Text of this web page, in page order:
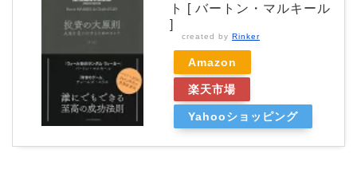
ト [ バートン・マルキール
]
created by Rinker
Amazon
楽天市場
Yahooショッピング